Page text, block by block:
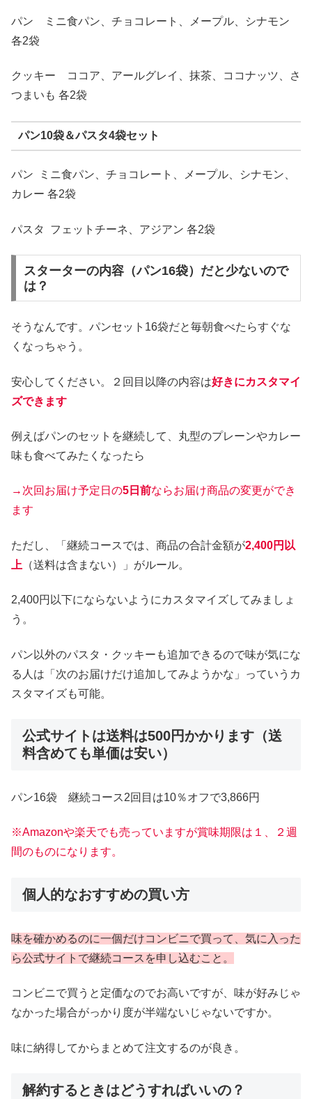
パン ミニ食パン、チョコレート、メープル、シナモン
各2袋
クッキー ココア、アールグレイ、抹茶、ココナッツ、さ
つまいも 各2袋
パン10袋＆パスタ4袋セット
パン ミニ食パン、チョコレート、メープル、シナモン、
カレー 各2袋
パスタ フェットチーネ、アジアン 各2袋
スターターの内容（パン16袋）だと少ないので
は？
そうなんです。パンセット16袋だと毎朝食べたらすぐな
くなっちゃう。
安心してください。２回目以降の内容は好きにカスタマイ
ズできます
例えばパンのセットを継続して、丸型のプレーンやカレー
味も食べてみたくなったら
→次回お届け予定日の5日前ならお届け商品の変更ができ
ます
ただし、「継続コースでは、商品の合計金額が2,400円以
上 （送料は含まない）」がルール。
2,400円以下にならないようにカスタマイズしてみましょ
う。
パン以外のパスタ・クッキーも追加できるので味が気にな
る人は「次のお届けだけ追加してみようかな」っていうカ
スタマイズも可能。
公式サイトは送料は500円かかります（送
料含めても単価は安い）
パン16袋 継続コース2回目は10％オフで3,866円
※Amazonや楽天でも売っていますが賞味期限は１、２週
間のものになります。
個人的なおすすめの買い方
味を確かめるのに一個だけコンビニで買って、気に入った
ら公式サイトで継続コースを申し込むこと。
コンビニで買うと定価なのでお高いですが、味が好みじゃ
なかった場合がっかり度が半端ないじゃないですか。
味に納得してからまとめて注文するのが良き。
解約するときはどうすればいいの？